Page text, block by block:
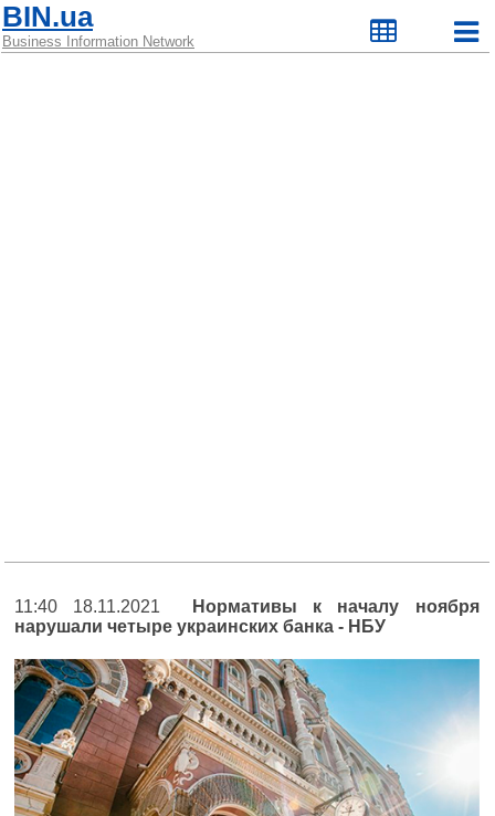
BIN.ua
Business Information Network
11:40 18.11.2021
Нормативы к началу ноября
нарушали четыре украинских банка - НБУ